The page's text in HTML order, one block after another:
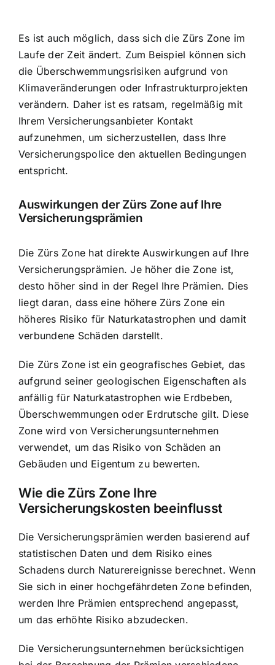
Es ist auch möglich, dass sich die Zürs Zone im
Laufe der Zeit ändert. Zum Beispiel können sich
die Überschwemmungsrisiken aufgrund von
Klimaveränderungen oder Infrastrukturprojekten
verändern. Daher ist es ratsam, regelmäßig mit
Ihrem Versicherungsanbieter Kontakt
aufzunehmen, um sicherzustellen, dass Ihre
Versicherungspolice den aktuellen Bedingungen
entspricht.
Auswirkungen der Zürs Zone auf Ihre
Versicherungsprämien
Die Zürs Zone hat direkte Auswirkungen auf Ihre
Versicherungsprämien. Je höher die Zone ist,
desto höher sind in der Regel Ihre Prämien. Dies
liegt daran, dass eine höhere Zürs Zone ein
höheres Risiko für Naturkatastrophen und damit
verbundene Schäden darstellt.
Die Zürs Zone ist ein geografisches Gebiet, das
aufgrund seiner geologischen Eigenschaften als
anfällig für Naturkatastrophen wie Erdbeben,
Überschwemmungen oder Erdrutsche gilt. Diese
Zone wird von Versicherungsunternehmen
verwendet, um das Risiko von Schäden an
Gebäuden und Eigentum zu bewerten.
Wie die Zürs Zone Ihre
Versicherungskosten beeinflusst
Die Versicherungsprämien werden basierend auf
statistischen Daten und dem Risiko eines
Schadens durch Naturereignisse berechnet. Wenn
Sie sich in einer hochgefährdeten Zone befinden,
werden Ihre Prämien entsprechend angepasst,
um das erhöhte Risiko abzudecken.
Die Versicherungsunternehmen berücksichtigen